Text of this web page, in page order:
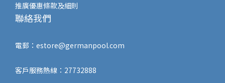
推廣優惠條款及細則
聯絡我們
電郵： estore@germanpool.com
客戶服務熱線：27732888